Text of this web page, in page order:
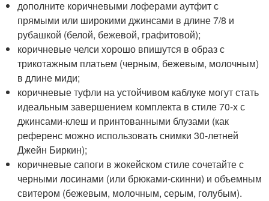
дополните коричневыми лоферами аутфит с
прямыми или широкими джинсами в длине 7/8 и
рубашкой (белой, бежевой, графитовой);
коричневые челси хорошо впишутся в образ с
трикотажным платьем (черным, бежевым, молочным)
в длине миди;
коричневые туфли на устойчивом каблуке могут стать
идеальным завершением комплекта в стиле 70-х с
джинсами-клеш и принтованными блузами (как
референс можно использовать снимки 30-летней
Джейн Биркин);
коричневые сапоги в жокейском стиле сочетайте с
черными лосинами (или брюками-скинни) и объемным
свитером (бежевым, молочным, серым, голубым).